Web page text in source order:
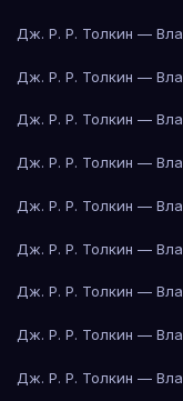
Дж. Р. Р. Толкин —
Дж. Р. Р. Толкин —
Дж. Р. Р. Толкин —
Дж. Р. Р. Толкин —
Дж. Р. Р. Толкин —
Дж. Р. Р. Толкин —
Дж. Р. Р. Толкин —
Дж. Р. Р. Толкин —
Дж. Р. Р. Толкин —